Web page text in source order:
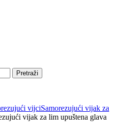
Pretraži
vijciSamorezujući vijak za
vijak za lim upuštena glava